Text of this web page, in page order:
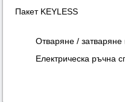
Пакет KEYLESS
Отваряне /
Електрическа ръчна